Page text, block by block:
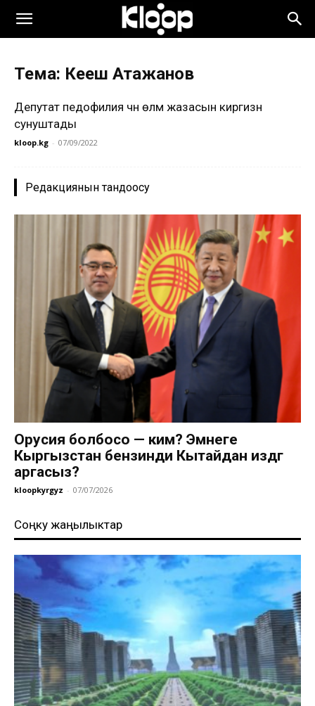
Тема: Кеңеш Атажанов
Депутат педофилия үчүн өлүм жазасын киргизүүнү
сунуштады
kloop.kg - 07/09/2022
Редакциянын тандоосу
Орусия болбосо — ким? Эмнеге
Кыргызстан бензинди Кытайдан издөөгө
аргасыз?
kloopkyrgyz - 07/07/2026
Соңку жаңылыктар